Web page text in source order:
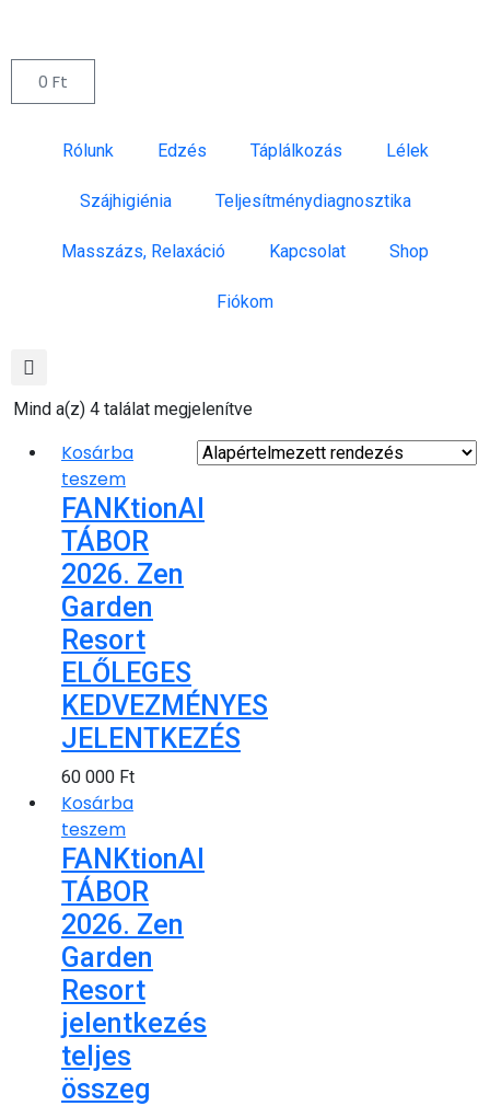
0 Ft
Rólunk Edzés Táplálkozás Lélek
Szájhigiénia Teljesítménydiagnosztika
Masszázs, Relaxáció Kapcsolat Shop
Fiókom
Mind a(z) 4 találat megjelenítve
Kosárba
teszem
FANKtionAl
TÁBOR
2026. Zen
Garden
Resort
ELŐLEGES
KEDVEZMÉNYES
JELENTKEZÉS
60 000 Ft
Kosárba
teszem
FANKtionAl
TÁBOR
2026. Zen
Garden
Resort
jelentkezés
teljes
összeg